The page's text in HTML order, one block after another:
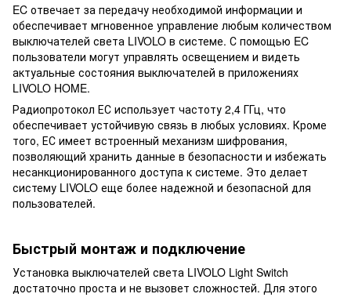
EC отвечает за передачу необходимой информации и
обеспечивает мгновенное управление любым количеством
выключателей света LIVOLO в системе. С помощью EC
пользователи могут управлять освещением и видеть
актуальные состояния выключателей в приложениях
LIVOLO HOME.
Радиопротокол ЕС использует частоту 2,4 ГГц, что
обеспечивает устойчивую связь в любых условиях. Кроме
того, ЕС имеет встроенный механизм шифрования,
позволяющий хранить данные в безопасности и избежать
несанкционированного доступа к системе. Это делает
систему LIVOLO еще более надежной и безопасной для
пользователей.
Быстрый монтаж и подключение
Установка выключателей света LIVOLO Light Switch
достаточно проста и не вызовет сложностей. Для этого